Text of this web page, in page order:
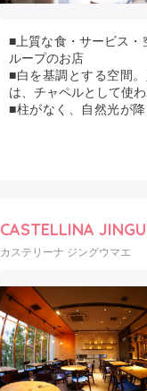
■上質な食・サービス・
ループのお店
■白を基調とする空間
は、チャペルとして使
■柱がなく、自然光が
アン・オープンキッチン
■特にチーズとトマト
キッチンのチーズ工房
CASTELLINA
カステリーナ ジングウマエ